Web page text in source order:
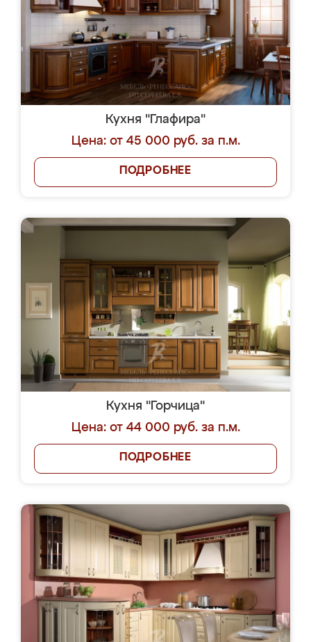
Кухня "Глафира"
Цена: от 45 000 руб. за п.м.
ПОДРОБНЕЕ
Кухня "Горчица"
Цена: от 44 000 руб. за п.м.
ПОДРОБНЕЕ